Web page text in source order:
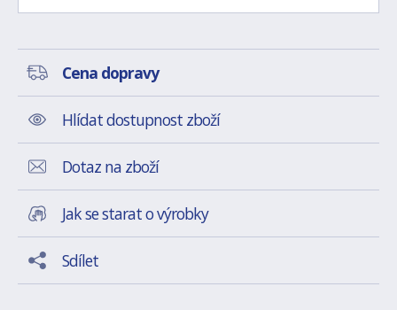
Cena dopravy
Hlídat dostupnost zboží
Dotaz na zboží
Jak se starat o výrobky
Sdílet